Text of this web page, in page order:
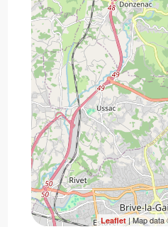
Leaflet| Map data